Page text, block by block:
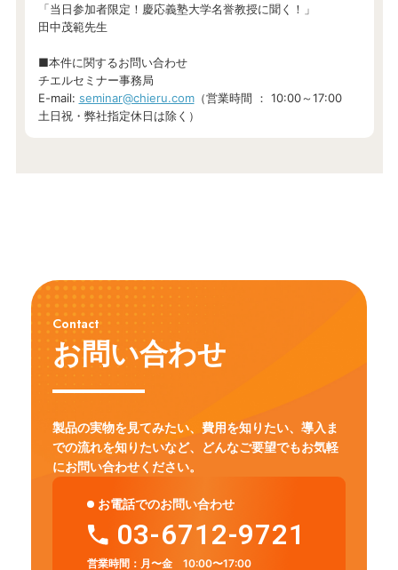
「当日参加者限定！慶応義塾大学名誉教授に聞く！」
田中茂範先生
■本件に関するお問い合わせ
チエルセミナー事務局
E-mail: seminar@chieru.com（営業時間 ： 10:00～17:00
土日祝・弊社指定休日は除く）
Contact
お問い合わせ
製品の実物を見てみたい、費用を知りたい、導入ま
での流れを知りたいなど、
どんなご要望でもお気軽
にお問い合わせください。
お電話でのお問い合わせ
03-6712-9721
営業時間： 月〜金 10:00〜17:00